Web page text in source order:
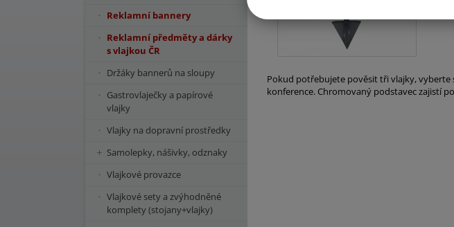
Pokud potřebujete pověsit tři vlajky,
konference. Chromovaný podstavec zajistí
Reklamní bannery
Reklamní předměty a dárky
s vlajkou ČR
Držáky bannerů na sloupy
Gastrovlaječky a papírové
vlajky
Vlajky na dopravní prostředky
Samolepky, nášivky, odznaky
Vlajkové provazce
Vlajkové sety a zvýhodněné
komplety (stojany+vlajky)